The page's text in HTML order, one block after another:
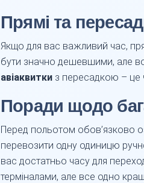
Прямі та
Якщо для вас важливий час,
бути значно дешевшими, але
авіаквитки з пересадкою – це
Поради щодо
Перед польотом обов’язково
перевозити одну одиницю
вас достатньо часу для
терміналами, але все одно